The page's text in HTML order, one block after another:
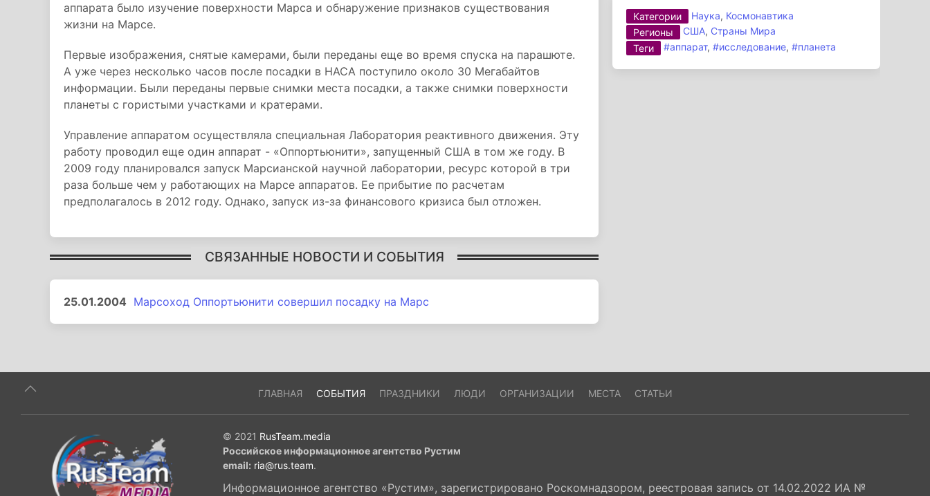
аппарата было изучение поверхности Марса и обнаружение признаков существования
жизни на Марсе.
Первые изображения, снятые камерами, были переданы еще во время спуска на парашюте.
А уже через несколько часов после посадки в НАСА поступило около 30 Мегабайтов
информации. Были переданы первые снимки места посадки, а также снимки поверхности
планеты с гористыми участками и кратерами.
Управление аппаратом осуществляла специальная Лаборатория реактивного движения. Эту
работу проводил еще один аппарат - «Оппортьюнити», запущенный США в том же году. В
2009 году планировался запуск Марсианской научной лаборатории, ресурс которой в три
раза больше чем у работающих на Марсе аппаратов. Ее прибытие по расчетам
предполагалось в 2012 году. Однако, запуск из-за финансового кризиса был отложен.
СВЯЗАННЫЕ НОВОСТИ И СОБЫТИЯ
25.01.2004 Марсоход Оппортьюнити совершил посадку на Марс
Категории Наука, Космонавтика
Регионы
США, Страны Мира
Теги
#аппарат,#исследование,#планета
ГЛАВНАЯ СОБЫТИЯ ПРАЗДНИКИ ЛЮДИ ОРГАНИЗАЦИИ МЕСТА СТАТЬИ
© 2021 RusTeam.media
Российское информационное агентство Рустим
email: ria@rus.team.
Информационное агентство «Рустим», зарегистрировано Роскомнадзором, реестровая запись от 14.02.2022 ИА №